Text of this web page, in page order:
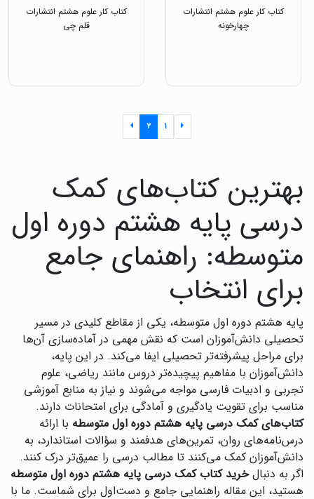
کتاب کار علوم هشتم انتشارات
چهارخونه
کتاب کار علوم هشتم انتشارات
قلم چی
۱ ۲
بهترین کتاب‌های کمک
درسی پایه هشتم دوره اول
متوسطه: راهنمای جامع
برای انتخاب
پایه هشتم دوره اول متوسطه، یکی از مقاطع کلیدی در مسیر
تحصیلی دانش‌آموزان است که نقش مهمی در آماده‌سازی آن‌ها
برای مراحل پیشرفته‌تر تحصیلی ایفا می‌کند. در این پایه،
دانش‌آموزان با مفاهیم پیچیده‌تر دروس مانند ریاضی، علوم
تجربی و ادبیات فارسی مواجه می‌شوند و نیاز به منابع آموزشی
مناسب برای تقویت یادگیری و آمادگی برای امتحانات دارند.
کتاب‌های کمک درسی پایه هشتم دوره اول متوسطه با ارائه
درس‌نامه‌های روان، تمرین‌های هدفمند و سؤالات استاندارد، به
دانش‌آموزان کمک می‌کنند تا مطالب درسی را عمیق‌تر درک کنند.
اگر به دنبالخرید کتاب کمک درسی پایه هشتم دوره اول متوسطه
هستید، این مقاله راهنمایی جامع و دست‌اول برای شماست. ما با